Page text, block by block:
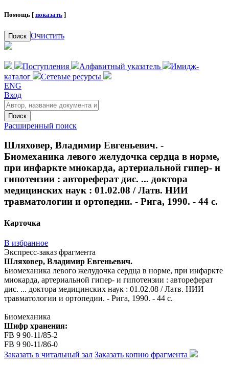
Помощь [ показать ]
Поиск Очистить
Поступления Алфавитный указатель
Имидж-
каталог
Сетевые ресурсы
ENG
Вход
Поиск
Расширенный поиск
Шляховер, Владимир Евгеньевич. -
Биомеханика левого желудочка сердца в норме,
при инфаркте миокарда, артериальной гипер- и
гипотензии : автореферат дис. ... доктора
медицинских наук : 01.02.08 / Латв. НИИ
травматологии и ортопедии. - Рига, 1990. - 44 с.
Карточка
В избранное
Экспресс-заказ фрагмента
Шляховер, Владимир Евгеньевич.
Биомеханика левого желудочка сердца в норме, при инфаркте
миокарда, артериальной гипер- и гипотензии : автореферат
дис. ... доктора медицинских наук : 01.02.08 / Латв. НИИ
травматологии и ортопедии. - Рига, 1990. - 44 с.
Биомеханика
Шифр хранения:
FB 9 90-11/85-2
FB 9 90-11/86-0
Заказать в читальный зал Заказать копию фрагмента